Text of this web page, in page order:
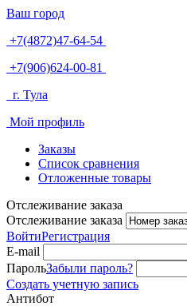
Ваш город
+7(4872)47-64-54
+7(906)624-00-81
г. Тула
Мой профиль
Заказы
Список сравнения
Отложенные товары
Отслеживание заказа
Отслеживание заказа
ВойтиРегистрация
E-mail
ПарольЗабыли пароль?
Создать учетную запись
Антибот